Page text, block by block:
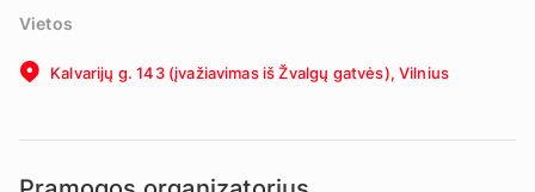
Vietos
Kalvarijų g. 143 (įvažiavimas iš Žvalgų gatvės), Vilnius